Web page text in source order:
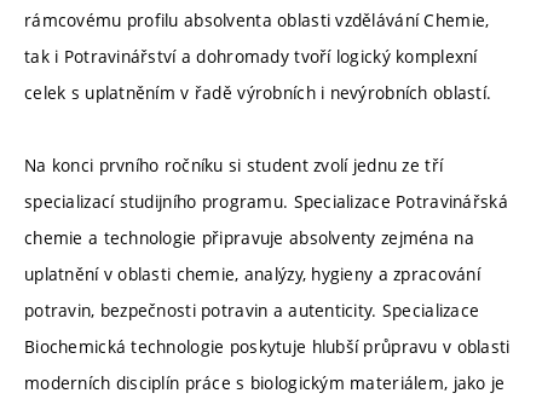
rámcovému profilu absolventa oblasti vzdělávání Chemie,
tak i Potravinářství a dohromady tvoří logický komplexní
celek s uplatněním v řadě výrobních i nevýrobních oblastí.
Na konci prvního ročníku si student zvolí jednu ze tří
specializací studijního programu. Specializace Potravinářská
chemie a technologie připravuje absolventy zejména na
uplatnění v oblasti chemie, analýzy, hygieny a zpracování
potravin, bezpečnosti potravin a autenticity. Specializace
Biochemická technologie poskytuje hlubší průpravu v oblasti
moderních disciplín práce s biologickým materiálem, jako je